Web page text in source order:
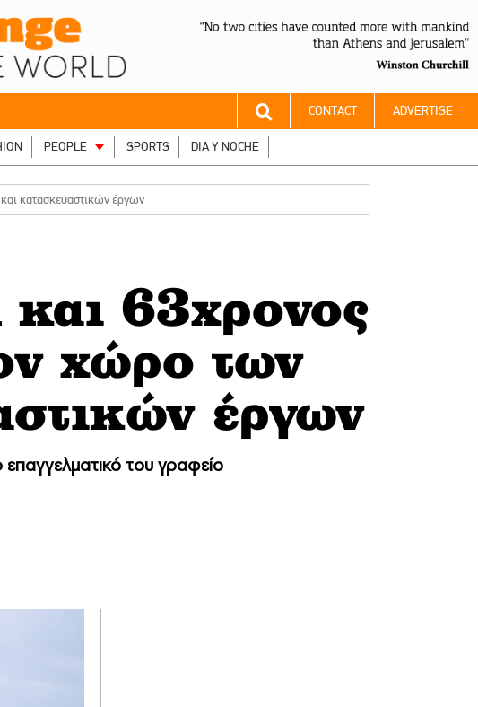
CONTACT ADVERTISE
PEOPLE SPORTS DIA Y NOCHE
κατασκευαστικών έργων
63χρονος
χώρο των
έργων
του γραφείο